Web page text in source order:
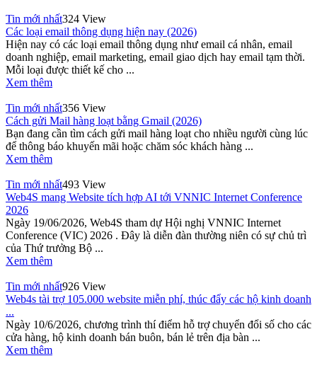
Tin mới nhất324 View
Các loại email thông dụng hiện nay (2026)
Hiện nay có các loại email thông dụng như email cá nhân, email
doanh nghiệp, email marketing, email giao dịch hay email tạm thời.
Mỗi loại được thiết kế cho ...
Xem thêm
Tin mới nhất356 View
Cách gửi Mail hàng loạt bằng Gmail (2026)
Bạn đang cần tìm cách gửi mail hàng loạt cho nhiều người cùng lúc
để thông báo khuyến mãi hoặc chăm sóc khách hàng ...
Xem thêm
Tin mới nhất493 View
Web4S mang Website tích hợp AI tới VNNIC Internet Conference
2026
Ngày 19/06/2026, Web4S tham dự Hội nghị VNNIC Internet
Conference (VIC) 2026 . Đây là diễn đàn thường niên có sự chủ trì
của Thứ trưởng Bộ ...
Xem thêm
Tin mới nhất926 View
Web4s tài trợ 105.000 website miễn phí, thúc đẩy các hộ kinh doanh
...
Ngày 10/6/2026, chương trình thí điểm hỗ trợ chuyển đổi số cho các
cửa hàng, hộ kinh doanh bán buôn, bán lẻ trên địa bàn ...
Xem thêm